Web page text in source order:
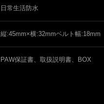
日常生活防水
縦:45mm×横:32mmベルト幅:18mm
PAW保証書、取扱説明書、BOX